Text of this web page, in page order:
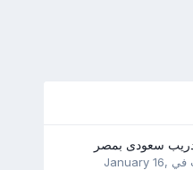
سعودى بمصر
في January 16,